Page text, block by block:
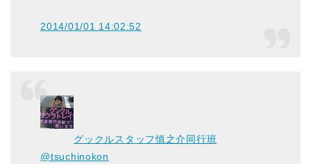
2014/01/01 14:02:52
グックルスタッフ慎之介同行班
@tsuchinokon